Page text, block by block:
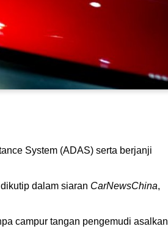
System (ADAS) serta berjanji
dalam siaran CarNewsChina,
campur tangan pengemudi asalkan